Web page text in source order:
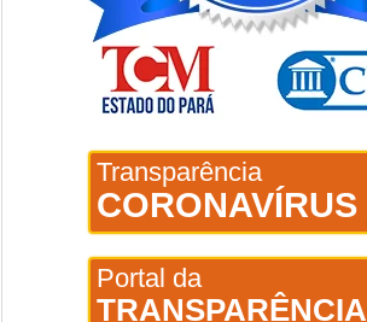
Transparência
CORONAVÍRUS
Portal da
TRANSPARÊNCIA